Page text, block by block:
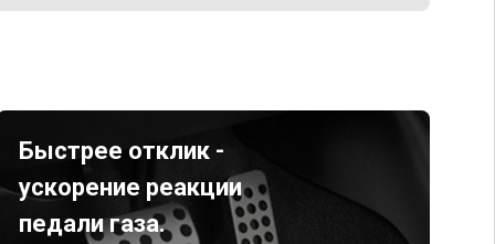
Быстрее отклик -
ускорение реакции
педали газа.